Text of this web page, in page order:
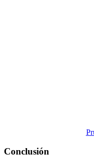
Conclusión